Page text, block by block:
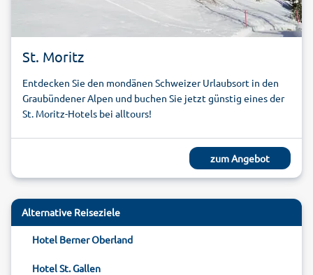
St. Moritz
Entdecken Sie den mondänen Schweizer Urlaubsort in den
Graubündener Alpen und buchen Sie jetzt günstig eines der
St. Moritz-Hotels bei alltours!
zum Angebot
Alternative Reiseziele
Hotel Berner Oberland
Hotel St. Gallen